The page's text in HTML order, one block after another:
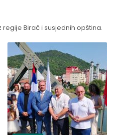
regije Birač i susjednih opština.